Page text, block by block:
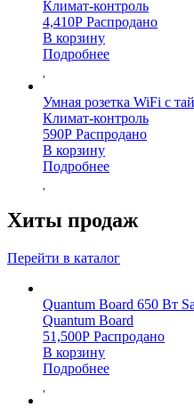
Климат-контроль
4,410Р Распродано
В корзину
Подробнее
Умная розетка WiFi с
Климат-контроль
590Р Распродано
В корзину
Подробнее
Хиты продаж
Перейти в каталог
Quantum Board 650 Вт
Quantum Board
51,500Р Распродано
В корзину
Подробнее